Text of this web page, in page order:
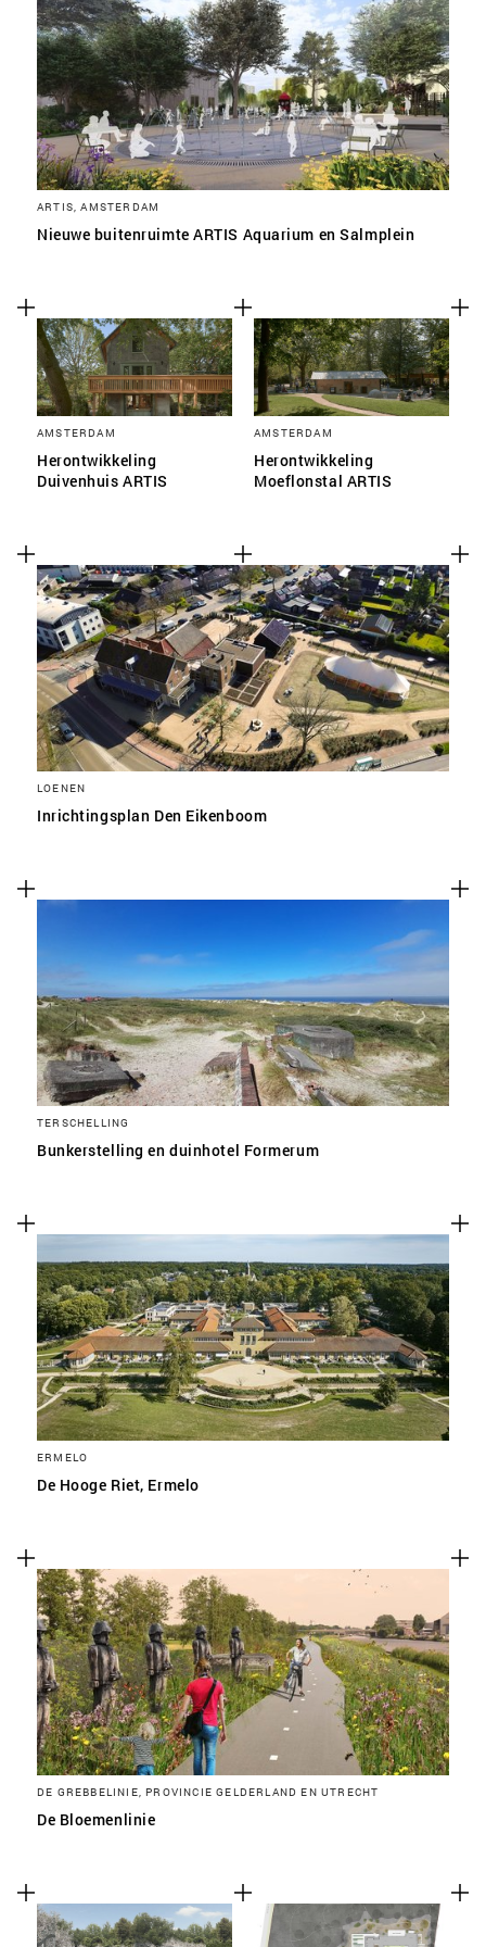
ARTIS, AMSTERDAM
Nieuwe buitenruimte ARTIS Aquarium en Salmplein
AMSTERDAM
Herontwikkeling
Duivenhuis ARTIS
AMSTERDAM
Herontwikkeling
Moeflonstal ARTIS
LOENEN
Inrichtingsplan Den Eikenboom
TERSCHELLING
Bunkerstelling en duinhotel Formerum
ERMELO
De Hooge Riet, Ermelo
DE GREBBELINIE, PROVINCIE GELDERLAND EN UTRECHT
De Bloemenlinie
SLA VOORKEUREN OP